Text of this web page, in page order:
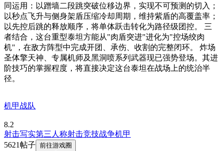
同运用：以蹭墙二段跳突破位移边界，实现不可预测的切入；
以秒点飞升与侧身架盾压缩冷却周期，维持紫盾的高覆盖率；
以先控后跳的释放顺序，将单体跃击转化为路径级团控。 三
者结合，这台重型泰坦方能从"肉盾突进"进化为"控场绞肉
机"，在敌方阵型中完成开团、承伤、收割的完整闭环。 炸场
圣体擎天神、专属机师及黑洞喷系列武器现已强势登场。其进
阶技巧的掌握程度，将直接决定这台泰坦在战场上的统治半
径。
机甲战队
8.2
射击写实第三人称射击竞技战争机甲
5621帖子 前往游戏圈